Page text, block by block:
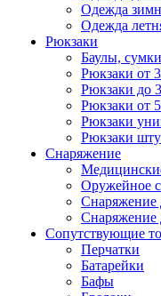
Одежда
Одежда
Рюкзаки
Баулы,
Рюкзаки от
Рюкзаки до
Рюкзаки от
Рюкзаки
Рюкзаки
Снаряжение
Оружейное
Снаряжение
Снаряжение
Сопутствующие
Перчатки
Батарейки
Бафы